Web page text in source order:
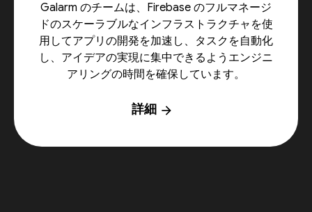
Galarm のチームは、Firebase のフルマネージ
ドのスケーラブルなインフラストラクチャを使
用してアプリの開発を加速し、タスクを自動化
し、アイデアの実現に集中できるようエンジニ
アリングの時間を確保しています。
詳細 arrow_forward